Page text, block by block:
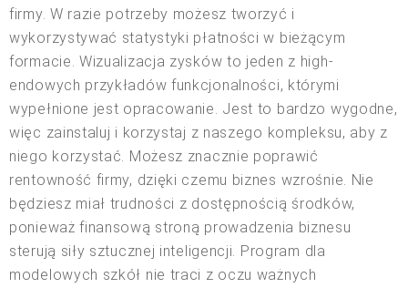
firmy. W razie potrzeby możesz tworzyć i
wykorzystywać statystyki płatności w bieżącym
formacie. Wizualizacja zysków to jeden z high-
endowych przykładów funkcjonalności, którymi
wypełnione jest opracowanie. Jest to bardzo wygodne,
więc zainstaluj i korzystaj z naszego kompleksu, aby z
niego korzystać. Możesz znacznie poprawić
rentowność firmy, dzięki czemu biznes wzrośnie. Nie
będziesz miał trudności z dostępnością środków,
ponieważ finansową stroną prowadzenia biznesu
sterują siły sztucznej inteligencji. Program dla
modelowych szkół nie traci z oczu ważnych